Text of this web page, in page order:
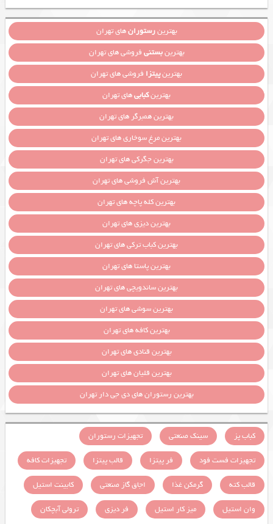
بهترینرستورانهای تهران
بهترینبستنی فروشی های تهران
بهترینپیتزا فروشی های تهران
بهترینکبابیهای تهران
بهترین همبرگر های تهران
بهترین مرغ سوخاری های تهران
بهترین جگرکی های تهران
بهترین آش فروشی های تهران
بهترین کله پاچه های تهران
بهترین دیزی های تهران
بهترین کباب ترکی های تهران
بهترین پاستا های تهران
بهترین ساندویچی های تهران
بهترین سوشی های تهران
بهترین کافه های تهران
بهترین قنادی های تهران
بهترین قلیان های تهران
بهترین رستوران های دی جی دار تهران
کباب پز سینک صنعتی
تجهیزات رستوران
تجهیزات فست فود
فر پیتزا قالب پیتزا
تجهیزات کافه
قالب کته
گرمکن غذا اجاق گاز صنعتی
کابینت استیل
وان استیل
میز کار استیل فر دیزی
ترولی آبچکان